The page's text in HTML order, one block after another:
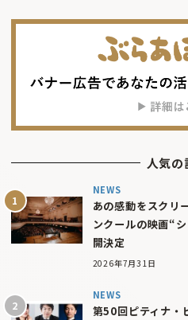
人気の
NEWS
あの感動をスクリ
ンクールの映画“
開決定
2026年7月31日
NEWS
第50回ピティナ・